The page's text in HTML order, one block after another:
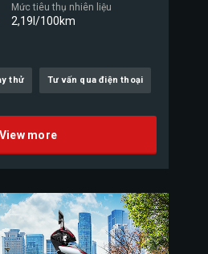
Mức tiêu thụ nhiên liệu
2,19l/100km
thử Tư vấn qua điện thoại
View more